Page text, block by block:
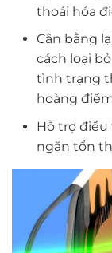
thoái hóa
Cân bằng
cách loại
tình trạng
hoàng
Hỗ trợ điều
ngăn tổn